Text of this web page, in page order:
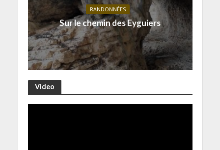
RANDONNÉES
Sur le chemin des Eyguiers
Video